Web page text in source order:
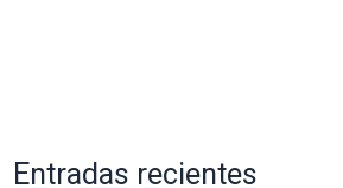
Entradas recientes